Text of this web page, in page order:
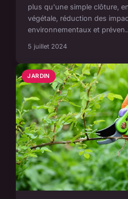
plus qu'une simple clôture,
végétale, réduction des
environnementaux et
5 juillet 2024
JARDIN